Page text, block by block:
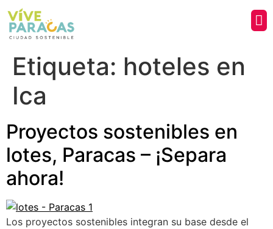
Etiqueta: hoteles en
Ica
Proyectos sostenibles en
lotes, Paracas – ¡Separa
ahora!
Los proyectos sostenibles integran su base desde el